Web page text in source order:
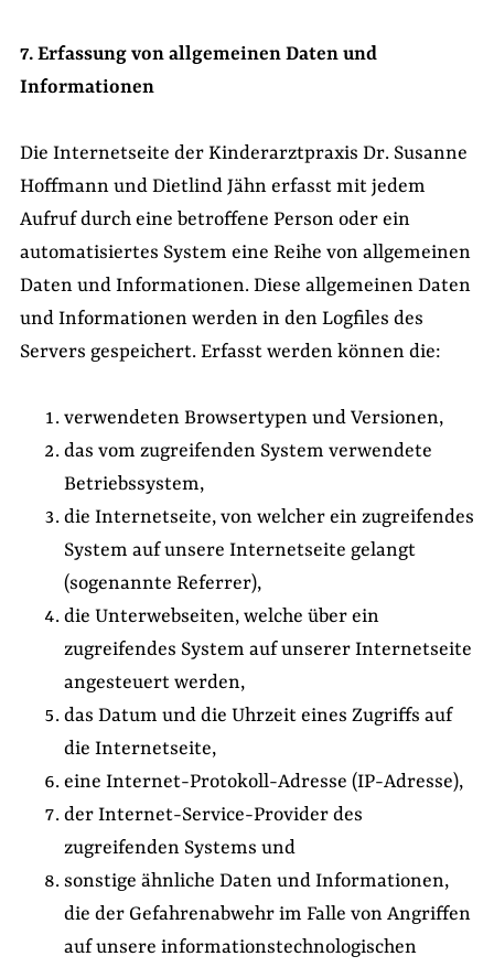
7. Erfassung von allgemeinen Daten und
Informationen
Die Internetseite der Kinderarztpraxis Dr. Susanne
Hoffmann und Dietlind Jähn erfasst mit jedem
Aufruf durch eine betroffene Person oder ein
automatisiertes System eine Reihe von allgemeinen
Daten und Informationen. Diese allgemeinen Daten
und Informationen werden in den Logfiles des
Servers gespeichert. Erfasst werden können die:
verwendeten Browsertypen und Versionen,
das vom zugreifenden System verwendete
Betriebssystem,
die Internetseite, von welcher ein zugreifendes
System auf unsere Internetseite gelangt
(sogenannte Referrer),
die Unterwebseiten, welche über ein
zugreifendes System auf unserer Internetseite
angesteuert werden,
das Datum und die Uhrzeit eines Zugriffs auf
die Internetseite,
eine Internet-Protokoll-Adresse (IP-Adresse),
der Internet-Service-Provider des
zugreifenden Systems und
sonstige ähnliche Daten und Informationen,
die der Gefahrenabwehr im Falle von Angriffen
auf unsere informationstechnologischen